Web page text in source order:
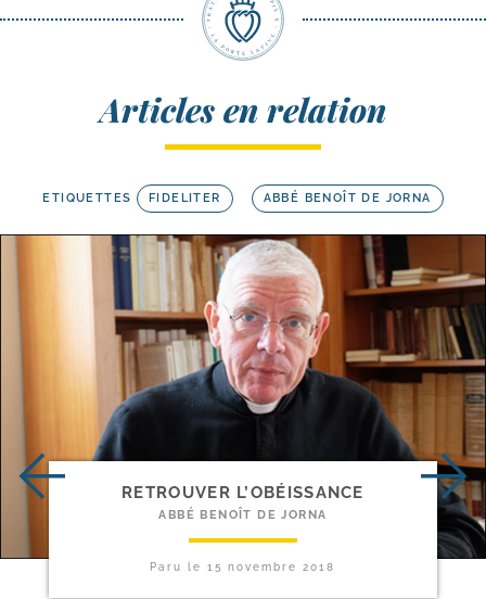
Articles en relation
ETIQUETTES FIDELITER ABBÉ BENOÎT DE JORNA
RETROUVER L’OBÉISSANCE
ABBÉ BENOÎT DE JORNA
Paru le15 novembre 2018